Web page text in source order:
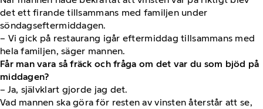
det ett firande tillsammans med familjen under
söndagseftermiddagen.
– Vi gick på restaurang igår eftermiddag tillsammans med
hela familjen, säger mannen.
Får man vara så fräck och fråga om det var du som bjöd på
middagen?
– Ja, självklart gjorde jag det.
Vad mannen ska göra för resten av vinsten återstår att se,